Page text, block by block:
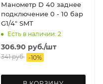
Манометр D 40 заднее
подключение 0 - 10 бар
G1/4" SMT
Есть в наличии: 2
306.90 руб./шт
341руб. -10%